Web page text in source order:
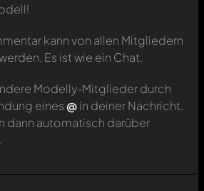
kann von allen Mitgliedern
Es ist wie ein Chat.
Modelly-Mitglieder durch
eines @in deiner Nachricht.
dann automatisch darüber